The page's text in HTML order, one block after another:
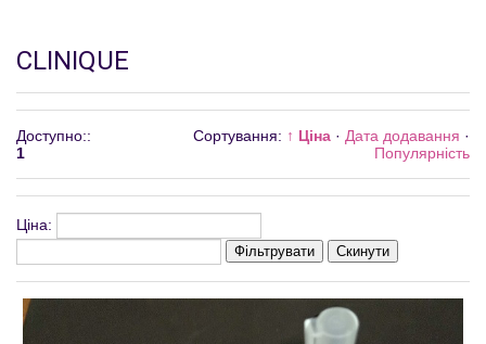
CLINIQUE
Доступно::
1
Сортування: ↑ Ціна · Дата додавання ·
Популярність
Ціна:
Фільтрувати Скинути